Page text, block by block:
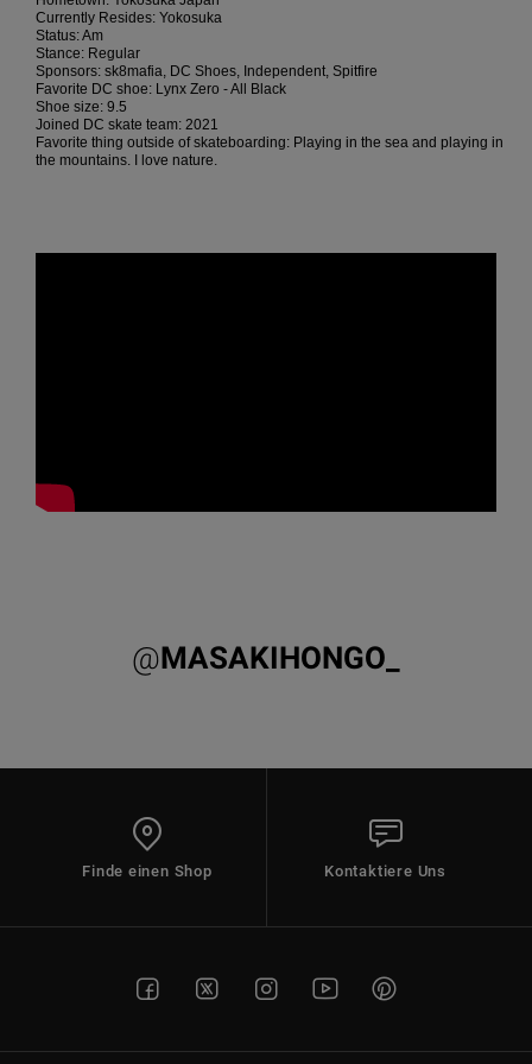
ansehen
Currently Resides: Yokosuka
Status: Am
Stance: Regular
Sponsors: sk8mafia, DC Shoes, Independent, Spitfire
Favorite DC shoe: Lynx Zero - All Black
Shoe size: 9.5
Joined DC skate team: 2021
Favorite thing outside of skateboarding: Playing in the sea and playing in
the mountains. I love nature.
@MASAKIHONGO_
Finde einen Shop Kontaktiere Uns